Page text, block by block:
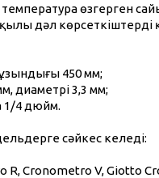
өзгерген
дәл көрсеткіштерді
450 мм;
диаметрі 3,3 мм;
1/4 дюйм.
сәйкес келеді:
R, Cronometro V, Giotto